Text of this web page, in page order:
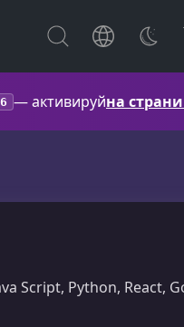
— активируйна
Script, Python, React,